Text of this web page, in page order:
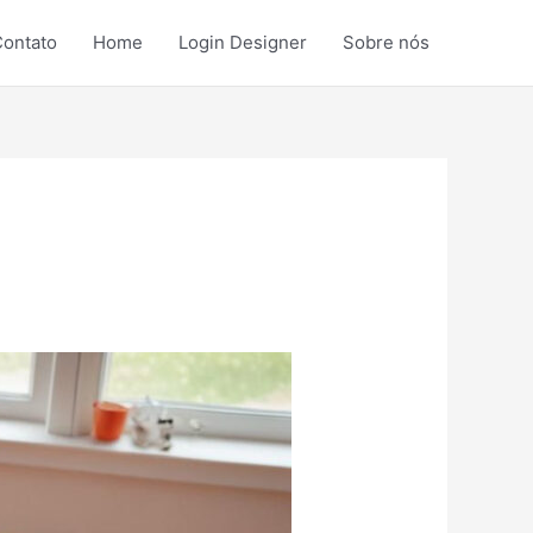
Home Login Designer Sobre nós